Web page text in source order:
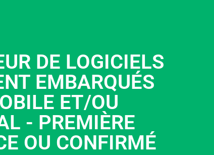
DE LOGICIELS
EMBARQUÉS
ET/OU
- PREMIÈRE
OU CONFIRMÉ